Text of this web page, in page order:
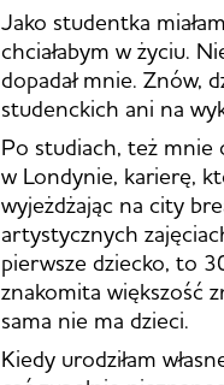
Jako studentka
chciałabym w życiu.
dopadał mnie. Znów,
studenckich ani na
Po studiach, też mnie
w Londynie, karierę,
wyjeżdżając na city
artystycznych
pierwsze dziecko, to
znakomita większość
sama nie ma dzieci.
Kiedy urodziłam